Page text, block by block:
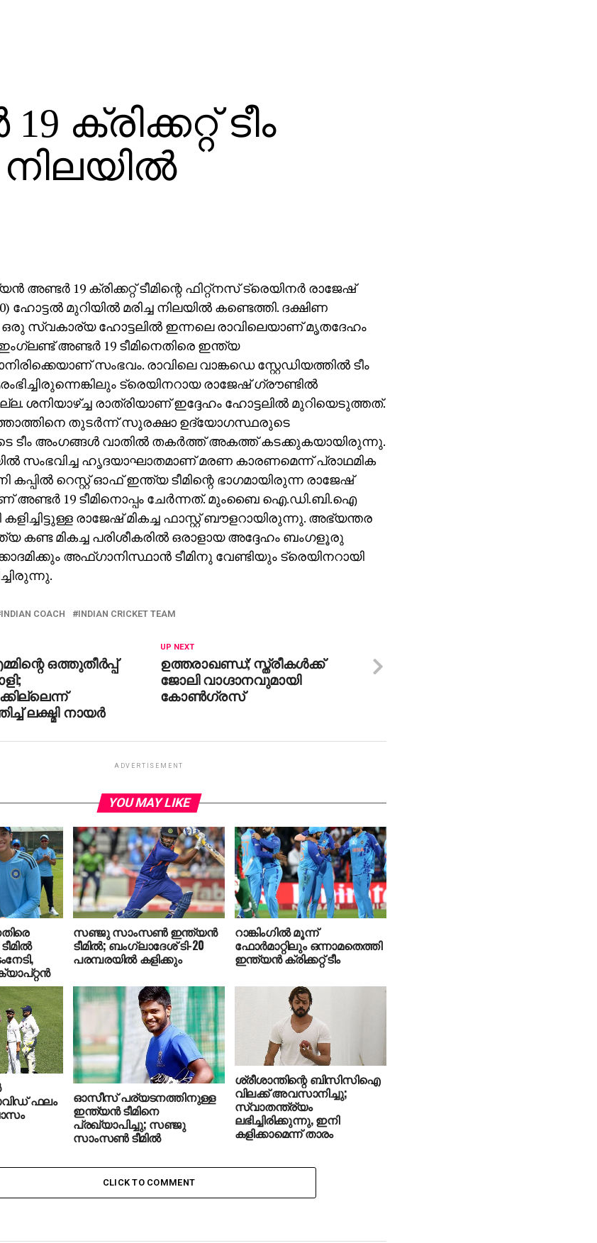
ടീം
നിലയില്‍
19 ക്രിക്കറ്റ് ടീമിന്റെ ഫിറ്റ്‌നസ് ട്രെയിനര്‍ രാജേഷ്
ഹോട്ടല്‍ മുറിയില്‍ മരിച്ച നിലയില്‍ കണ്ടെത്തി. ദക്ഷിണ
സ്വകാര്യ ഹോട്ടലില്‍ ഇന്നലെ രാവിലെയാണ് മൃതദേഹം
അണ്ടര്‍ 19 ടീമിനെതിരെ ഇന്ത്യ
സംഭവം. രാവിലെ വാങ്കഡെ സ്റ്റേഡിയത്തില്‍ ടീം
ട്രെയിനറായ രാജേഷ് ഗ്രൗണ്ടില്‍
ശനിയാഴ്ച്ച രാത്രിയാണ് ഇദ്ദേഹം ഹോട്ടലില്‍ മുറിയെടുത്തത്.
തുടര്‍ന്ന് സുരക്ഷാ ഉദ്യോഗസ്ഥരുടെ
ടീം അംഗങ്ങള്‍ വാതില്‍ തകര്‍ത്ത് അകത്ത് കടക്കുകയായിരുന്നു.
സംഭവിച്ച ഹൃദയാഘാതമാണ് മരണ കാരണമെന്ന് പ്രാഥമിക
കപ്പില്‍ റെസ്റ്റ് ഓഫ് ഇന്ത്യ ടീമിന്റെ ഭാഗമായിരുന്ന രാജേഷ്
അണ്ടര്‍ 19 ടീമിനൊപ്പം ചേര്‍ന്നത്. മുംബൈ ഐ.ഡി.ബി.ഐ
കളിച്ചിട്ടുള്ള രാജേഷ് മികച്ച ഫാസ്റ്റ് ബൗളറായിരുന്നു. അഭ്യന്തര
കണ്ട മികച്ച പരിശീകരില്‍ ഒരാളായ അദ്ദേഹം ബംഗളൂരു
അഫ്ഗാനിസ്ഥാന്‍ ടീമിനു വേണ്ടിയും ട്രെയിനറായി
INDIAN COACH INDIAN CRICKET TEAM
UP NEXT
ഉത്തരാഖണ്ഡ്; സ്ത്രീകള്‍ക്ക്
ജോലി വാഗ്ദാനവുമായി
കോണ്‍ഗ്രസ്
ഒത്തുതീര്‍പ്പ്
ലക്ഷ്മി നായര്‍
ADVERTISEMENT
YOU MAY LIKE
സഞ്ജു സാംസൺ ഇന്ത്യൻ
ടീമിൽ; ബംഗ്ലാദേശ് ടി-20
പരമ്പരയിൽ കളിക്കും
റാങ്കിംഗില്‍ മൂന്ന്
ഫോര്‍മാറ്റിലും ഒന്നാമതെത്തി
ഇന്ത്യന്‍ ക്രിക്കറ്റ് ടീം
ഫലം ഓസീസ് പര്യടനത്തിനുള്ള
ഇന്ത്യന്‍ ടീമിനെ
പ്രഖ്യാപിച്ചു; സഞ്ജു
സാംസണ്‍ ടീമില്‍
ശ്രീശാന്തിന്റെ ബിസിസിഐ
വിലക്ക് അവസാനിച്ചു;
സ്വാതന്ത്ര്യം
ലഭിച്ചിരിക്കുന്നു, ഇനി
കളിക്കാമെന്ന് താരം
CLICK TO COMMENT